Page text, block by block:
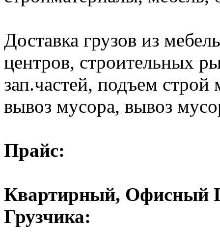
Доставка грузов из
центров, строительных
зап.частей, подъем строй
вывоз мусора, вывоз
Прайс:
Квартирный, Офисный
Грузчика: